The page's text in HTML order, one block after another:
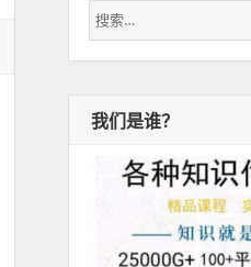
搜
索：
我们是谁？